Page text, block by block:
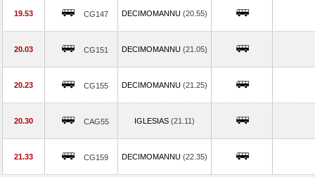
19.53 CG147 DECIMOMANNU (20.55)
20.03 CG151 DECIMOMANNU (21.05)
20.23 CG155 DECIMOMANNU (21.25)
20.30 CAG55 IGLESIAS (21.11)
21.33 CG159 DECIMOMANNU (22.35)